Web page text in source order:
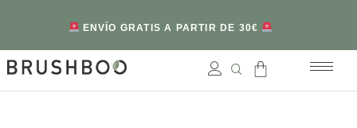
ENVÍO GRATIS A PARTIR DE 30€